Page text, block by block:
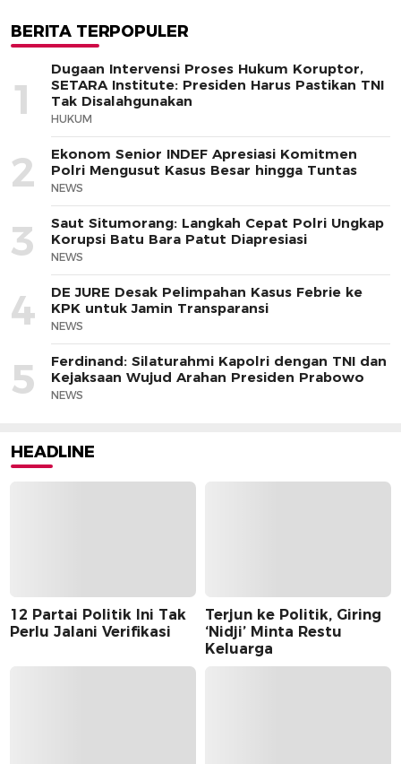
BERITA TERPOPULER
1
Dugaan Intervensi Proses Hukum Koruptor,
SETARA Institute: Presiden Harus Pastikan TNI
Tak Disalahgunakan
HUKUM
2
Ekonom Senior INDEF Apresiasi Komitmen
Polri Mengusut Kasus Besar hingga Tuntas
NEWS
3
Saut Situmorang: Langkah Cepat Polri Ungkap
Korupsi Batu Bara Patut Diapresiasi
NEWS
4
DE JURE Desak Pelimpahan Kasus Febrie ke
KPK untuk Jamin Transparansi
NEWS
5
Ferdinand: Silaturahmi Kapolri dengan TNI dan
Kejaksaan Wujud Arahan Presiden Prabowo
NEWS
HEADLINE
12 Partai Politik Ini Tak
Perlu Jalani Verifikasi
Terjun ke Politik, Giring
‘Nidji’ Minta Restu
Keluarga